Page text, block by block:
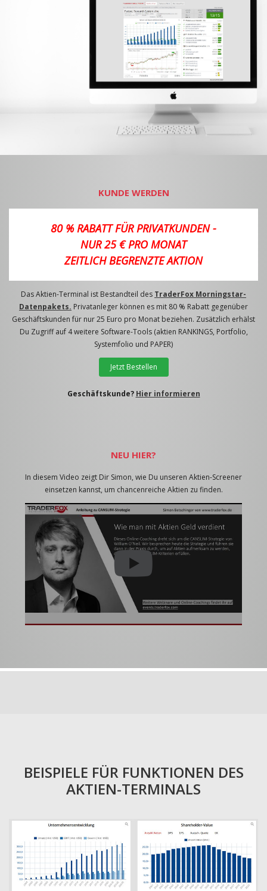
KUNDE WERDEN
80 % RABATT FÜR PRIVATKUNDEN -
NUR 25 € PRO MONAT
ZEITLICH BEGRENZTE AKTION
Das Aktien-Terminal ist Bestandteil des TraderFox Morningstar-
Datenpakets. Privatanleger können es mit 80 % Rabatt gegenüber
Geschäftskunden für nur 25 Euro pro Monat beziehen. Zusätzlich erhälst
Du Zugriff auf 4 weitere Software-Tools (aktien RANKINGS, Portfolio,
Systemfolio und PAPER)
Jetzt Bestellen
Geschäftskunde? Hier informieren
NEU HIER?
In diesem Video zeigt Dir Simon, wie Du unseren Aktien-Screener
einsetzen kannst, um chancenreiche Aktien zu finden.
BEISPIELE FÜR FUNKTIONEN DES
AKTIEN-TERMINALS